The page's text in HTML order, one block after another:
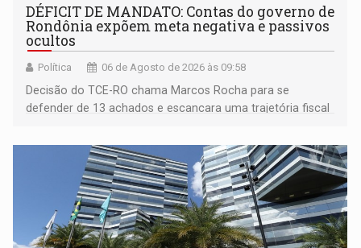
DÉFICIT DE MANDATO: Contas do governo de
Rondônia expõem meta negativa e passivos
ocultos
Política 06 de Agosto de 2026 às 09:58
Decisão do TCE-RO chama Marcos Rocha para se
defender de 13 achados e escancara uma trajetória fiscal
mandato